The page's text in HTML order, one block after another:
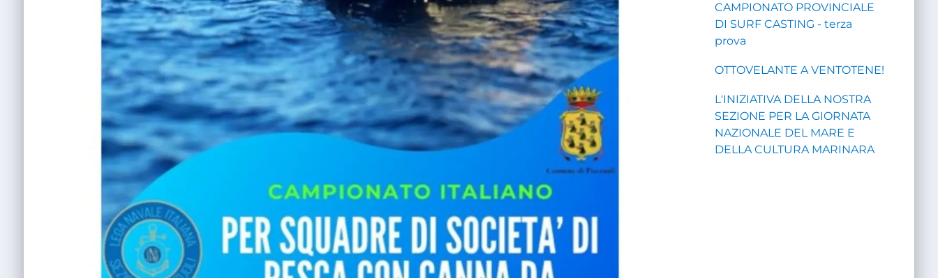
CAMPIONATO PROVINCIALE
DI SURF CASTING - terza
prova
OTTOVELANTE A VENTOTENE!
L'INIZIATIVA DELLA NOSTRA
SEZIONE PER LA GIORNATA
NAZIONALE DEL MARE E
DELLA CULTURA MARINARA